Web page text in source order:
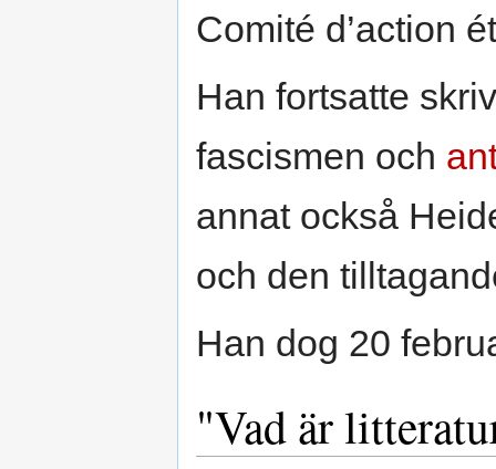
Comité d’action
Han fortsatte
fascismen och
annat också
och den
Han dog 20
"Vad är